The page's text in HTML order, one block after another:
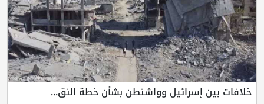
خلافات بين إسرائيل وواشنطن بشأن خطة النق...